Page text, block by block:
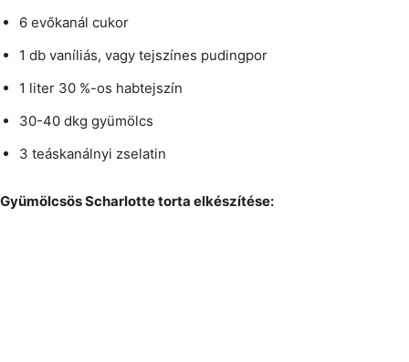
6 evőkanál cukor
1 db vaníliás, vagy tejszínes pudingpor
1 liter 30 %-os habtejszín
30-40 dkg gyümölcs
3 teáskanálnyi zselatin
Gyümölcsös Scharlotte torta elkészítése: